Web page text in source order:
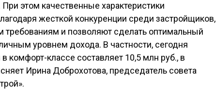
При этом качественные характеристики
жесткой конкуренции среди застройщиков,
и позволяют сделать оптимальный
уровнем дохода. В частности, сегодня
комфорт-классе составляет 10,5 млн руб., в
Ирина Доброхотова, председатель совета